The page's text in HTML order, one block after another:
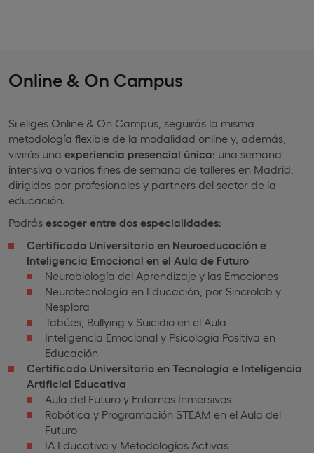
Online & On Campus
Si eliges Online & On Campus, seguirás la misma
metodología flexible de la modalidad online y, además,
vivirás una experiencia presencial única: una semana
intensiva o varios fines de semana de talleres en Madrid,
dirigidos por profesionales y partners del sector de la
educación.
Podrás escoger entre dos especialidades:
Certificado Universitario en Neuroeducación e
Inteligencia Emocional en el Aula de Futuro
Neurobiología del Aprendizaje y las Emociones
Neurotecnología en Educación, por Sincrolab y
Nesplora
Tabúes, Bullying y Suicidio en el Aula
Inteligencia Emocional y Psicología Positiva en
Educación
Certificado Universitario en Tecnología e Inteligencia
Artificial Educativa
Aula del Futuro y Entornos Inmersivos
Robótica y Programación STEAM en el Aula del
Futuro
IA Educativa y Metodologías Activas